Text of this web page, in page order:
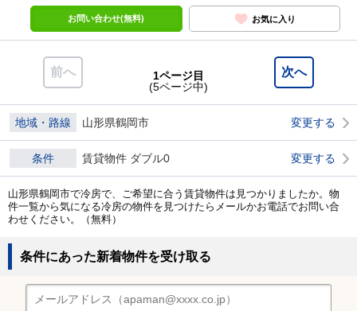
お問い合わせ(無料) お気に入り
前へ 次へ
1ページ目
(5ページ中)
地域・路線 山形県鶴岡市 変更する
条件 賃貸物件 ダブル0 変更する
山形県鶴岡市で冷房で、ご希望に合う賃貸物件は見つかりましたか。物
件一覧から気になる冷房の物件を見つけたらメールかお電話でお問い合
わせください。（無料）
条件にあった新着物件を受け取る